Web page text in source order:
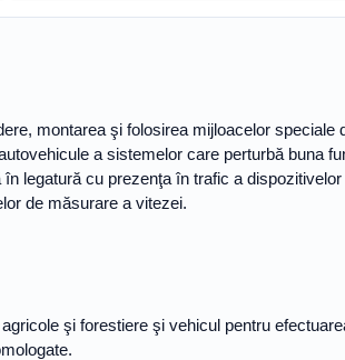
montarea şi folosirea mijloacelor
a sistemelor care perturbă buna
legatură cu prezenţa în trafic a
de măsurare a vitezei.
şi forestiere şi vehicul pentru